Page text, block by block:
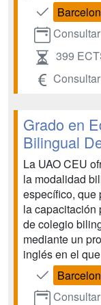
Consultar
399
Consultar
Grado en
Bilingual
La UAO CEU
la modalidad
específico, que
la capacitación
de colegio
mediante un
inglés en el
Consultar